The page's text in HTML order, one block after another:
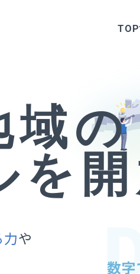
TOP
域の
を
や
数